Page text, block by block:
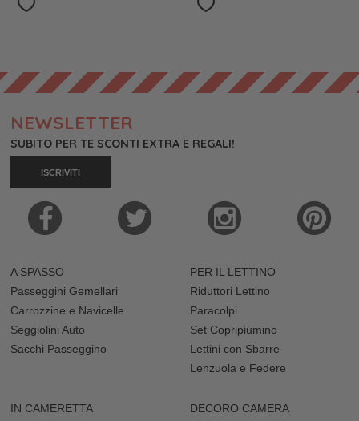
NEWSLETTER
SUBITO PER TE SCONTI EXTRA E REGALI!
ISCRIVITI
A SPASSO
Passeggini Gemellari
Carrozzine e Navicelle
Seggiolini Auto
Sacchi Passeggino
PER IL LETTINO
Riduttori Lettino
Paracolpi
Set Copripiumino
Lettini con Sbarre
Lenzuola e Federe
IN CAMERETTA
DECORO CAMERA